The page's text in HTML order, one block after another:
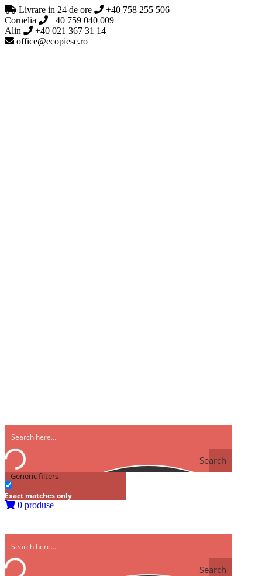
Livrare in 24 de ore
+40 758 255 506
Cornelia
+40 759 040 009
Alin
+40 021 367 31 14
office@ecopiese.ro
Search
Generic filters
Exact matches only
0 produse
Search